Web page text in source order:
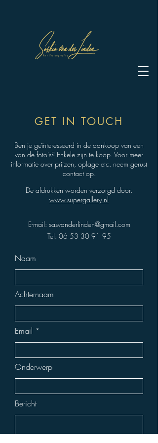
GET IN TOUCH
Ben je geïnteresseerd in de aankoop van een
van de foto's? Enkele zijn te koop. Voor meer
informatie over prijzen, oplage etc. neem gerust
contact op.
De afdrukken worden verzorgd door.
www.supergallery.nl
E-mail: sasvanderlinden@gmail.com
Tel: 06 53 30 91 95
Naam
Achternaam
Email
Onderwerp
Bericht